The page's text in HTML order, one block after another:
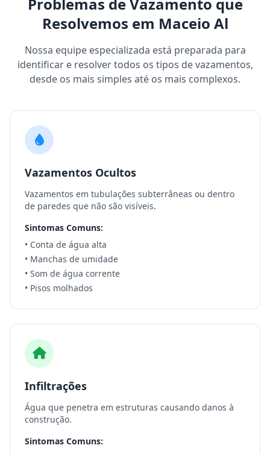
Resolvemos em Maceio Al
Nossa equipe especializada está preparada para
identificar e resolver todos os tipos de vazamentos,
desde os mais simples até os mais complexos.
Vazamentos Ocultos
Vazamentos em tubulações subterrâneas ou dentro
de paredes que não são visíveis.
Sintomas Comuns:
• Conta de água alta
• Manchas de umidade
• Som de água corrente
• Pisos molhados
Infiltrações
Água que penetra em estruturas causando danos à
construção.
Sintomas Comuns: